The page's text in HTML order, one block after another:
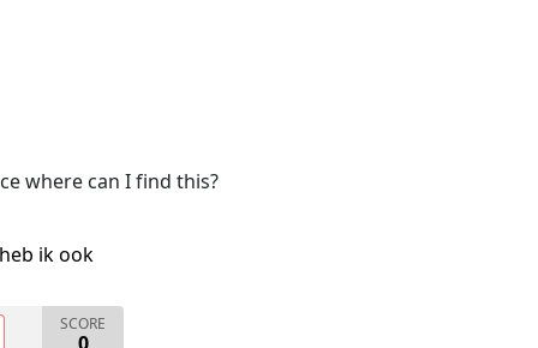
where can I find this?
ik ook
SCORE